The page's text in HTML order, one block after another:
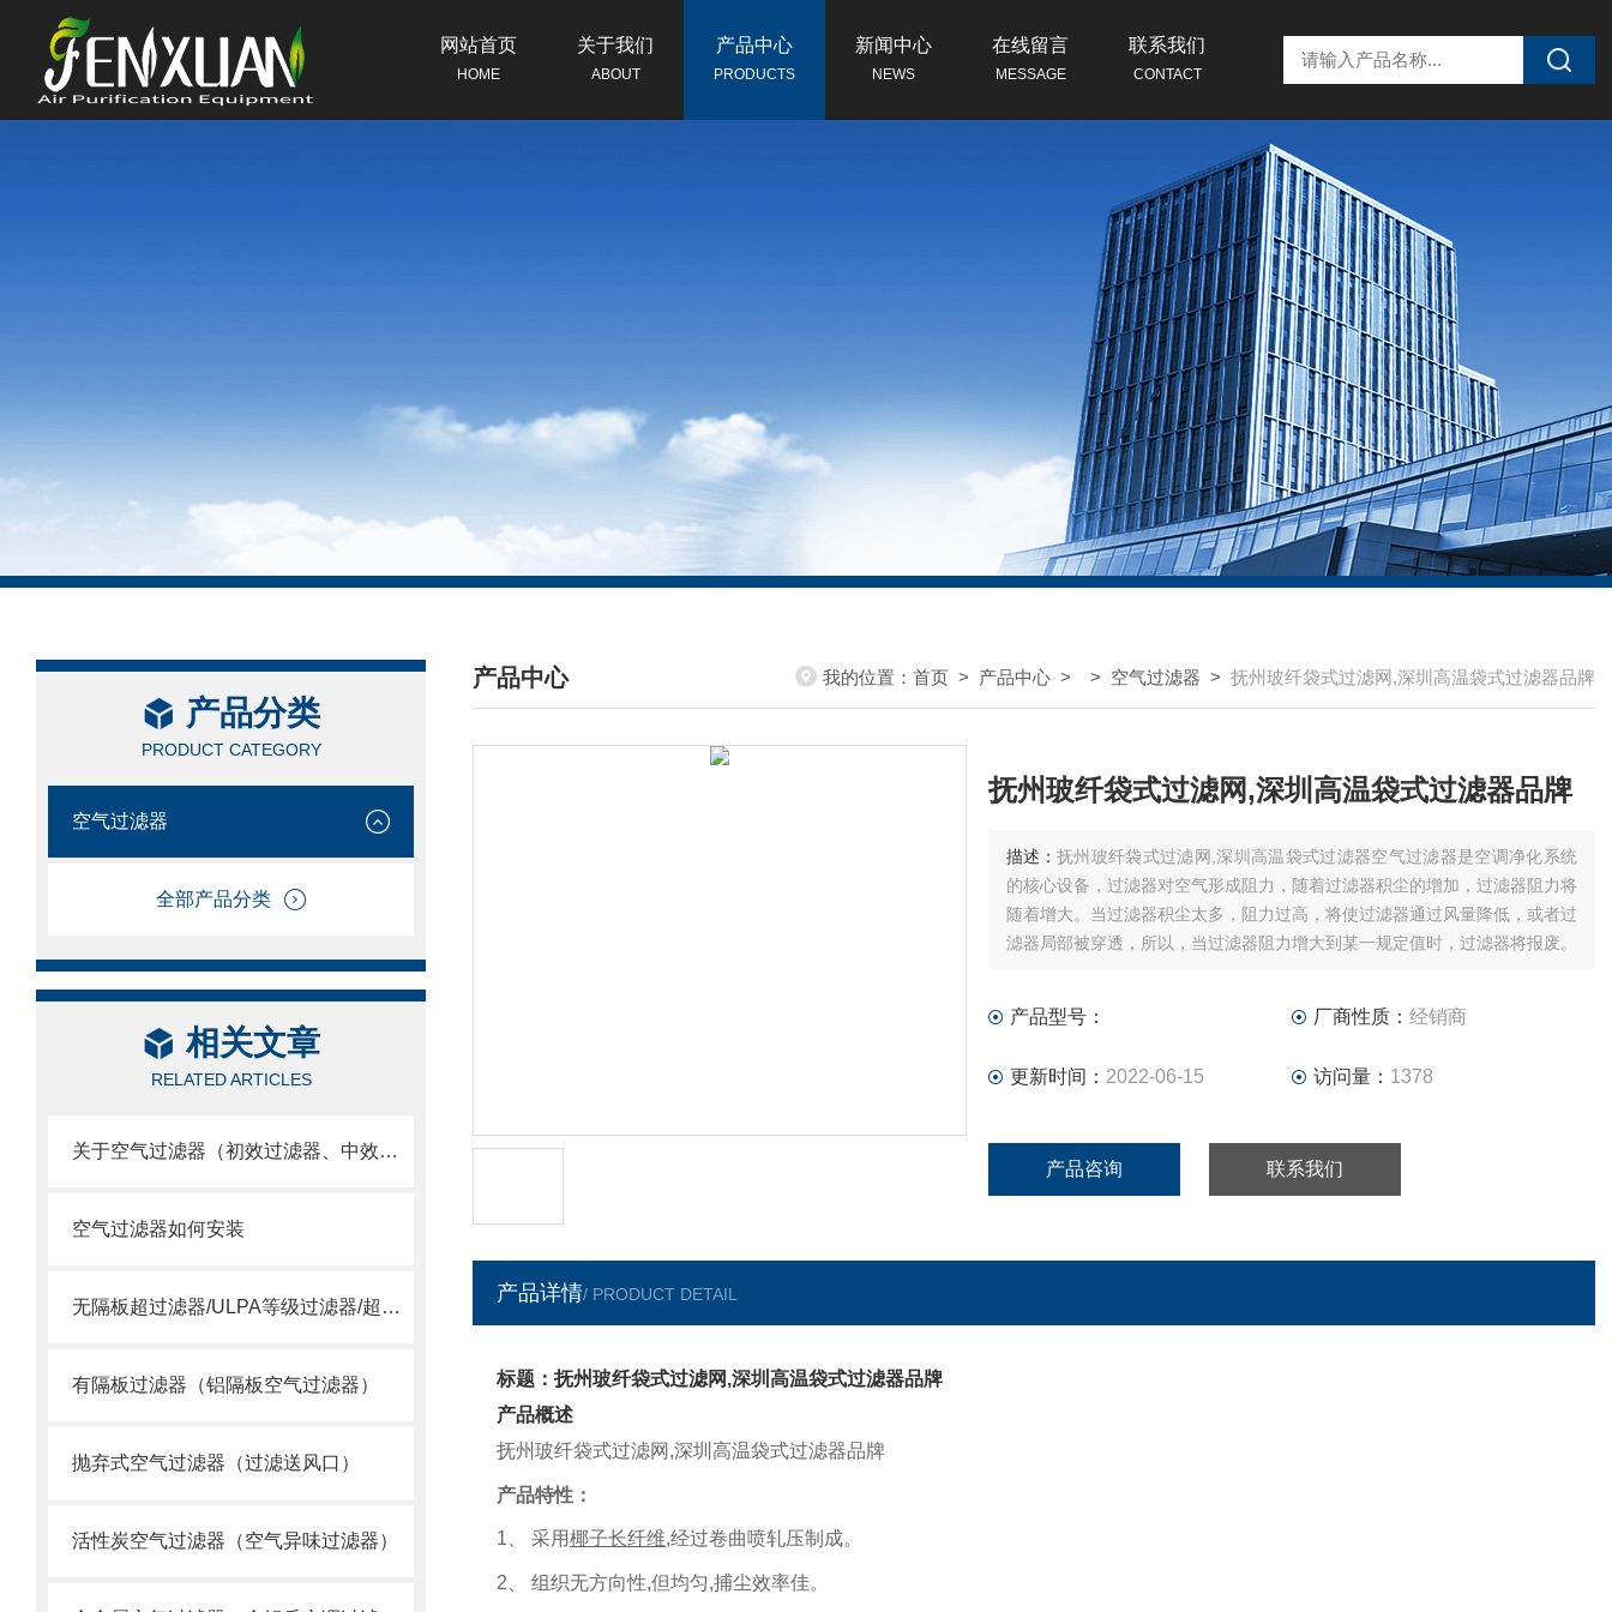
网站首页
HOME
关于我们
ABOUT
产品中心
PRODUCTS
新闻中心
NEWS
在线留言
MESSAGE
联系我们
CONTACT
产品分类
PRODUCT CATEGORY
空气过滤器
全部产品分类
相关文章
RELATED ARTICLES
关于空气过滤器（初效过滤器、中效过滤器、空气过滤器）选用
空气过滤器如何安装
无隔板超过滤器/ULPA等级过滤器/超空气过滤器
有隔板过滤器（铝隔板空气过滤器）
抛弃式空气过滤器（过滤送风口）
活性炭空气过滤器（空气异味过滤器）
产品中心
/ PRODUCTS CENTER
我的位置： 首页 > 产品中心 > > 空气过滤器 > 抚州玻纤袋式过滤网,深圳高温袋式过滤器品牌
抚州玻纤袋式过滤网,深圳高温袋式过滤器品牌
描述： 抚州玻纤袋式过滤网,深圳高温袋式过滤器空气过滤器是空调净化系统
的核心设备，过滤器对空气形成阻力，随着过滤器积尘的增加，过滤器阻力将
随着增大。当过滤器积尘太多，阻力过高，将使过滤器通过风量降低，或者过
滤器局部被穿透，所以，当过滤器阻力增大到某一规定值时，过滤器将报废。
产品型号： 厂商性质： 经销商
更新时间： 2022-06-15 访问量： 1378
产品咨询 联系我们
产品详情/ PRODUCT DETAIL
标题：抚州玻纤袋式过滤网,深圳高温袋式过滤器品牌
产品概述
抚州玻纤袋式过滤网,深圳高温袋式过滤器品牌
产品特性：
1 、 采用椰子长纤维,经过卷曲喷轧压制成。
2 、 组织无方向性,但均匀,捕尘效率佳。